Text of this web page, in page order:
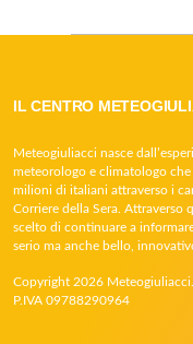
IL CENTRO
Meteogiuliacci nasce
meteorologo e climatologo
milioni di italiani attraverso i
Corriere della Sera.
scelto di continuare a
serio ma anche bello,
Copyright 2026
P.IVA 09788290964